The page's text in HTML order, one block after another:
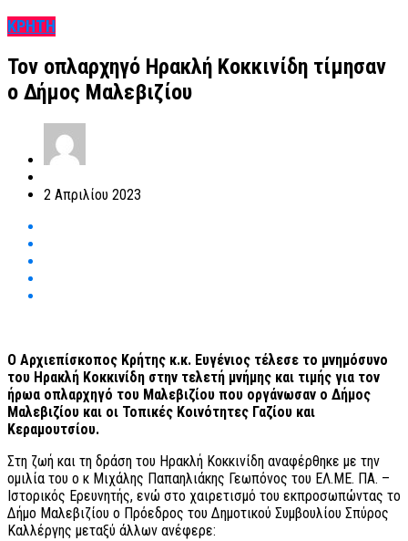
ΚΡΗΤΗ
Τον οπλαρχηγό Ηρακλή Κοκκινίδη τίμησαν
ο Δήμος Μαλεβιζίου
2 Απριλίου 2023
Ο Αρχιεπίσκοπος Κρήτης κ.κ. Ευγένιος τέλεσε το μνημόσυνο
του Ηρακλή Κοκκινίδη στην τελετή μνήμης και τιμής για τον
ήρωα οπλαρχηγό του Μαλεβιζίου που οργάνωσαν ο Δήμος
Μαλεβιζίου και οι Τοπικές Κοινότητες Γαζίου και
Κεραμουτσίου.
Στη ζωή και τη δράση του Ηρακλή Κοκκινίδη αναφέρθηκε με την
ομιλία του ο κ Μιχάλης Παπαηλιάκης Γεωπόνος του ΕΛ.ΜΕ. ΠΑ. –
Ιστορικός Ερευνητής, ενώ στο χαιρετισμό του εκπροσωπώντας το
Δήμο Μαλεβιζίου ο Πρόεδρος του Δημοτικού Συμβουλίου Σπύρος
Καλλέργης μεταξύ άλλων ανέφερε: